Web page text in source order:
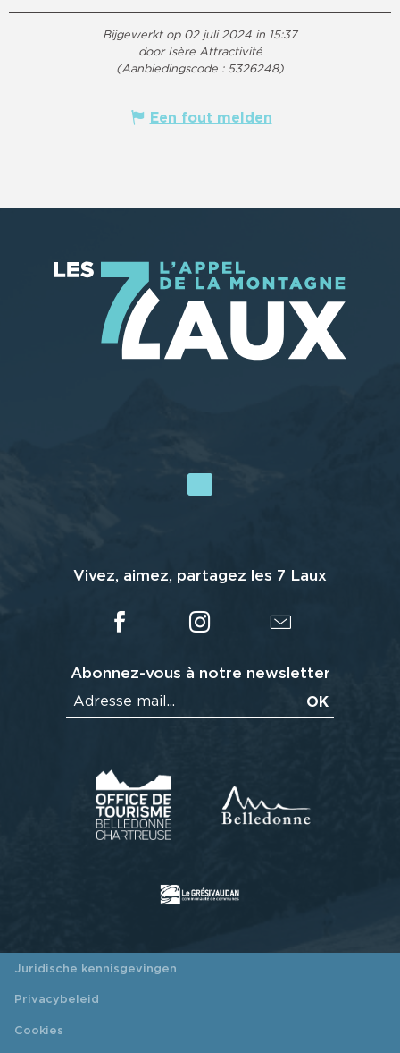
Bijgewerkt op 02 juli 2024 in 15:37
door Isère Attractivité
(Aanbiedingscode : 5326248)
Een fout melden
Vivez, aimez, partagez les 7 Laux
Abonnez-vous à notre newsletter
Juridische kennisgevingen
Privacybeleid
Cookies